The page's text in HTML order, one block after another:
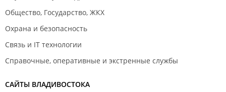
Общество, Государство, ЖКХ
Охрана и безопасность
Связь и IT технологии
Справочные, оперативные и экстренные службы
САЙТЫ ВЛАДИВОСТОКА